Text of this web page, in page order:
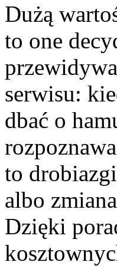
Dużą
to one
serwisu:
dbać o
to
albo
Dzięki